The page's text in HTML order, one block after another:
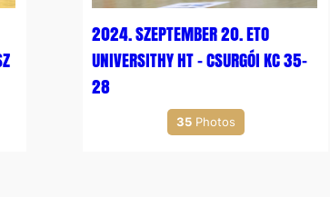
2024. SZEPTEMBER 20. ETO
UNIVERSITHY HT – CSURGÓI KC 35-
28
35Photos